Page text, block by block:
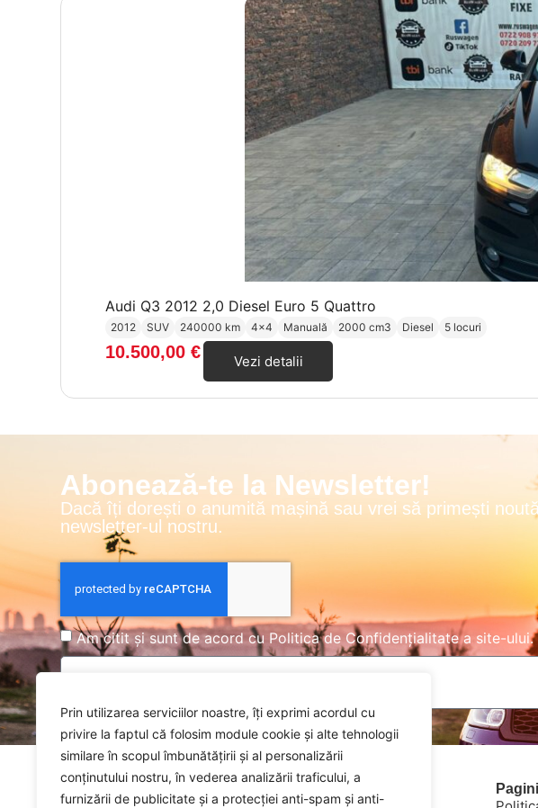
Prin utilizarea serviciilor noastre, îți exprimi acordul cu
privire la faptul că folosim module cookie și alte tehnologii
similare în scopul îmbunătățirii și al personalizării
conținutului nostru, în vederea analizării traficului, a
furnizării de publicitate și a protecției anti-spam și anti-
Audi Q3 2012 2,0 Diesel Euro 5 Quattro
2012 SUV 240000 km 4x4 Manuală 2000 cm3 Diesel 5 locuri
10.500,00 € Vezi detalii
Abonează-te la Newsletter!
Dacă îți dorești o anumită mașină sau vrei să primești
newsletter-ul nostru.
Am citit și sunt de acord cu Politica de Confidențialitatea site-ului.
Explorează